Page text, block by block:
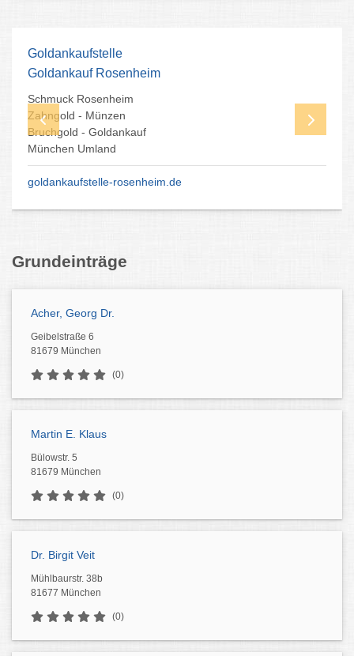
Goldankaufstelle
Goldankauf Rosenheim
Schmuck Rosenheim
Zahngold - Münzen
Bruchgold - Goldankauf
München Umland
goldankaufstelle-rosenheim.de
Grundeinträge
Acher, Georg Dr.
Geibelstraße 6
81679 München
(0)
Martin E. Klaus
Bülowstr. 5
81679 München
(0)
Dr. Birgit Veit
Mühlbaurstr. 38b
81677 München
(0)